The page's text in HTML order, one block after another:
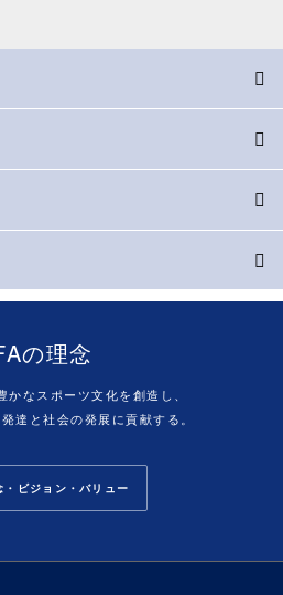
の理念
かなスポーツ文化を創造し、
達と社会の発展に貢献する。
ビジョン・バリュー